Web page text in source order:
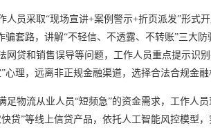
人员采取“现场宣讲+案例警示+折页派发”形式
骗套路，讲解“不轻信、不透露、不转账”三大
网贷和销售误导等问题，工作人员重点提示识
心理，远离非正规金融渠道，选择合法合规金融
足物流从业人员“短频急”的资金需求，工作人
贷”等线上信贷产品，依托人工智能风控模型